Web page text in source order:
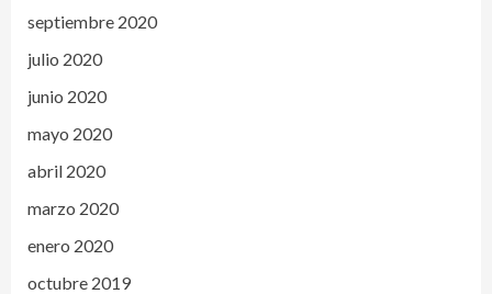
septiembre 2020
julio 2020
junio 2020
mayo 2020
abril 2020
marzo 2020
enero 2020
octubre 2019